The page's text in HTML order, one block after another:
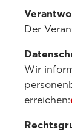
Der
Wir
erreichen: